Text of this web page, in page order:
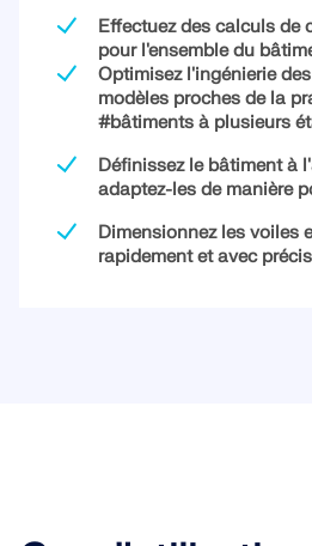
Effectuez des calculs de
pour l'ensemble du
Optimisez l'ingénierie
modèles proches de la
#bâtiments à plusieurs
Définissez le bâtiment à
adaptez-les de manière
Dimensionnez les voiles
rapidement et avec